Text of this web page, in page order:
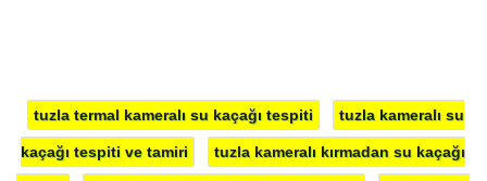
tuzla termal kameralı su kaçağı tespiti tuzla kameralı su
kaçağı tespiti ve tamiri tuzla kameralı kırmadan su kaçağı